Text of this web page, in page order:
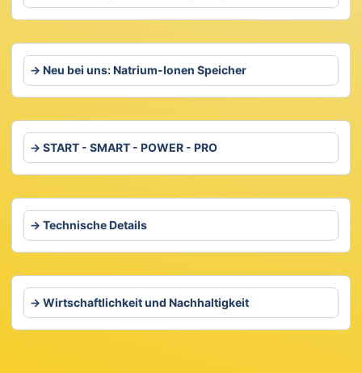
Neu bei uns: Natrium-Ionen Speicher
START - SMART - POWER - PRO
Technische Details
Wirtschaftlichkeit und Nachhaltigkeit